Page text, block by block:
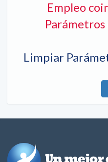
Empleo
Parámetros
Limpiar